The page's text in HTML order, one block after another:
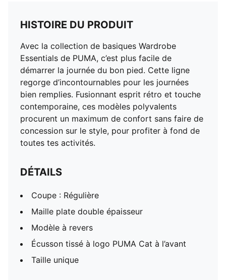
HISTOIRE DU PRODUIT
Avec la collection de basiques Wardrobe
Essentials de PUMA, c’est plus facile de
démarrer la journée du bon pied. Cette ligne
regorge d’incontournables pour les journées
bien remplies. Fusionnant esprit rétro et touche
contemporaine, ces modèles polyvalents
procurent un maximum de confort sans faire de
concession sur le style, pour profiter à fond de
toutes tes activités.
DÉTAILS
Coupe : Régulière
Maille plate double épaisseur
Modèle à revers
Écusson tissé à logo PUMA Cat à l’avant
Taille unique